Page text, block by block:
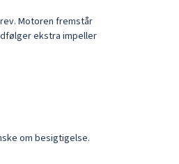
Motoren fremstår
ekstra impeller
om besigtigelse.